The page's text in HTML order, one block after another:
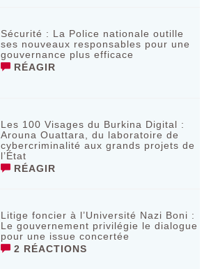
Sécurité : La Police nationale outille
ses nouveaux responsables pour une
gouvernance plus efficace
RÉAGIR
Les 100 Visages du Burkina Digital :
Arouna Ouattara, du laboratoire de
cybercriminalité aux grands projets de
l’État
RÉAGIR
Litige foncier à l’Université Nazi Boni :
Le gouvernement privilégie le dialogue
pour une issue concertée
2 RÉACTIONS